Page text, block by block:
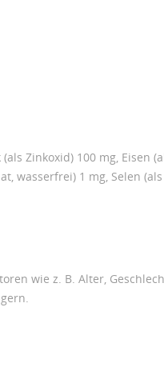
Zinkoxid) 100 mg, Eisen
wasserfrei) 1 mg, Selen
wie z. B. Alter,